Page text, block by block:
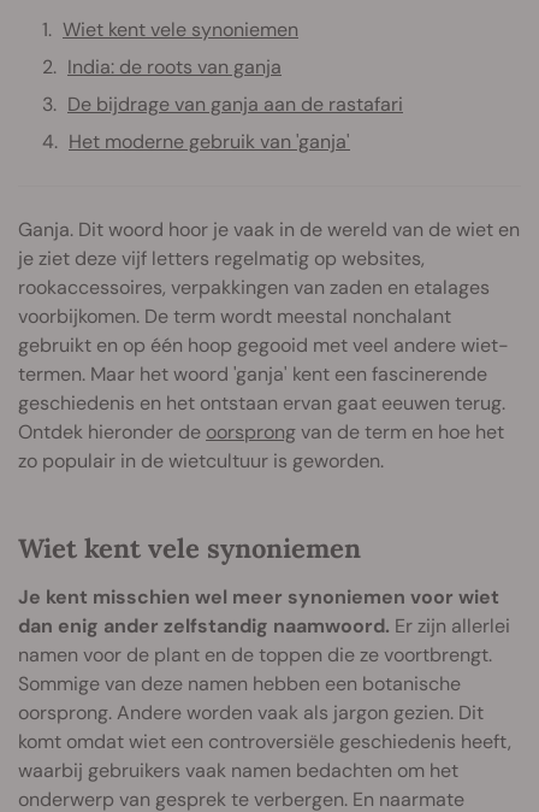
Wiet kent vele synoniemen
India: de roots van ganja
De bijdrage van ganja aan de rastafari
Het moderne gebruik van 'ganja'
Ganja. Dit woord hoor je vaak in de wereld van de wiet en
je ziet deze vijf letters regelmatig op websites,
rookaccessoires, verpakkingen van zaden en etalages
voorbijkomen. De term wordt meestal nonchalant
gebruikt en op één hoop gegooid met veel andere wiet-
termen. Maar het woord 'ganja' kent een fascinerende
geschiedenis en het ontstaan ervan gaat eeuwen terug.
Ontdek hieronder de oorsprongvan de term en hoe het
zo populair in de wietcultuur is geworden.
Wiet kent vele synoniemen
Je kent misschien wel meer synoniemen voor wiet
dan enig ander zelfstandig naamwoord. Er zijn allerlei
namen voor de plant en de toppen die ze voortbrengt.
Sommige van deze namen hebben een botanische
oorsprong. Andere worden vaak als jargon gezien. Dit
komt omdat wiet een controversiële geschiedenis heeft,
waarbij gebruikers vaak namen bedachten om het
onderwerp van gesprek te verbergen. En naarmate